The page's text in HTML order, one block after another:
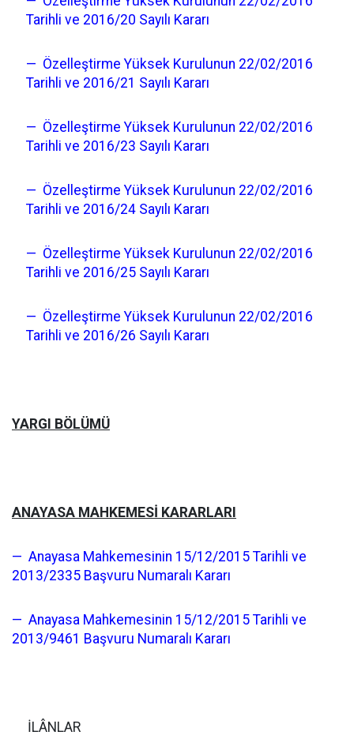
Tarihli ve 2016/20 Sayılı Kararı
— Özelleştirme Yüksek Kurulunun 22/02/2016
Tarihli ve 2016/21 Sayılı Kararı
— Özelleştirme Yüksek Kurulunun 22/02/2016
Tarihli ve 2016/23 Sayılı Kararı
— Özelleştirme Yüksek Kurulunun 22/02/2016
Tarihli ve 2016/24 Sayılı Kararı
— Özelleştirme Yüksek Kurulunun 22/02/2016
Tarihli ve 2016/25 Sayılı Kararı
— Özelleştirme Yüksek Kurulunun 22/02/2016
Tarihli ve 2016/26 Sayılı Kararı
YARGI BÖLÜMÜ
ANAYASA MAHKEMESİ KARARLARI
— Anayasa Mahkemesinin 15/12/2015 Tarihli ve
2013/2335 Başvuru Numaralı Kararı
— Anayasa Mahkemesinin 15/12/2015 Tarihli ve
2013/9461 Başvuru Numaralı Kararı
İLÂNLAR